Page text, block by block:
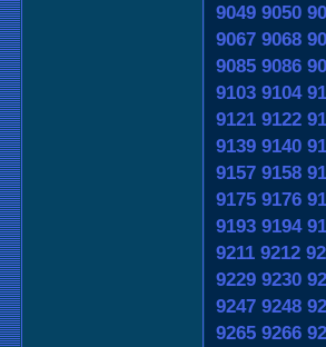
9049 9050
9067 9068
9085 9086
9103 9104
9121 9122
9139 9140
9157 9158
9175 9176
9193 9194
9211 9212
9229 9230
9247 9248
9265 9266